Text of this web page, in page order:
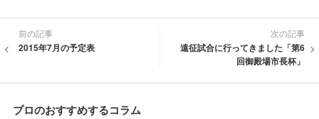
前の記事
2015年7月の予定表
次の記事
遠征試合に行ってきました「第6
回御殿場市長杯」
プロのおすすめするコラム